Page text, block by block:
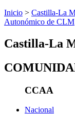
Inicio > Castilla-La
Autonómico de CLM
Castilla-La
CCAA
Nacional